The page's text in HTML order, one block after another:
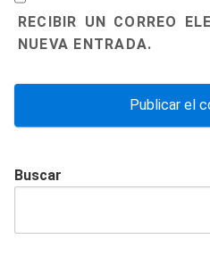
RECIBIR UN CORREO
NUEVA ENTRADA.
Buscar